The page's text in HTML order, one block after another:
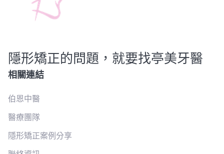
隱形矯正的問題，就要找亭美牙醫
相關連結
伯恩中醫
醫療團隊
隱形矯正案例分享